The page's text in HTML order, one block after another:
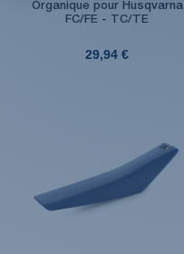
Organique pour Husqvarna
FC/FE - TC/TE
29,94 €